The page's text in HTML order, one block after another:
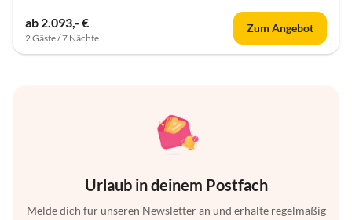
ab 2.093,- €
2 Gäste / 7 Nächte
Zum Angebot
Urlaub in deinem Postfach
Melde dich für unseren Newsletter an und erhalte regelmäßig